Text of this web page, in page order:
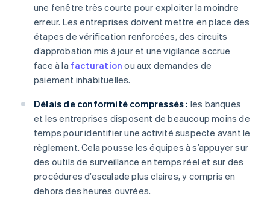
une fenêtre très courte pour exploiter la moindre
erreur. Les entreprises doivent mettre en place des
étapes de vérification renforcées, des circuits
d’approbation mis à jour et une vigilance accrue
face à la facturation ou aux demandes de
paiement inhabituelles.
Délais de conformité compressés : les banques
et les entreprises disposent de beaucoup moins de
temps pour identifier une activité suspecte avant le
règlement. Cela pousse les équipes à s’appuyer sur
des outils de surveillance en temps réel et sur des
procédures d’escalade plus claires, y compris en
dehors des heures ouvrées.